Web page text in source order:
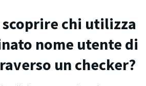
scoprire chi utilizza
nome utente di
un checker?